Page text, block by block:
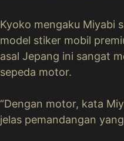
Kyoko mengaku Miyabi
model stiker mobil
asal Jepang ini sangat
sepeda motor.
“Dengan motor, kata
jelas pemandangan